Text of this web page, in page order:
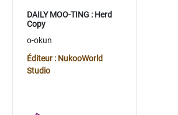
DAILY MOO-TING : Herd
Copy
o-okun
Éditeur : NukooWorld
Studio